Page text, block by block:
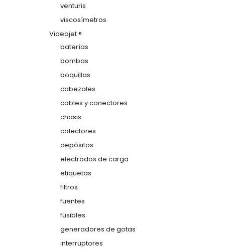
venturis
viscosímetros
Videojet ®
baterías
bombas
boquillas
cabezales
cables y conectores
chasis
colectores
depósitos
electrodos de carga
etiquetas
filtros
fuentes
fusibles
generadores de gotas
interruptores